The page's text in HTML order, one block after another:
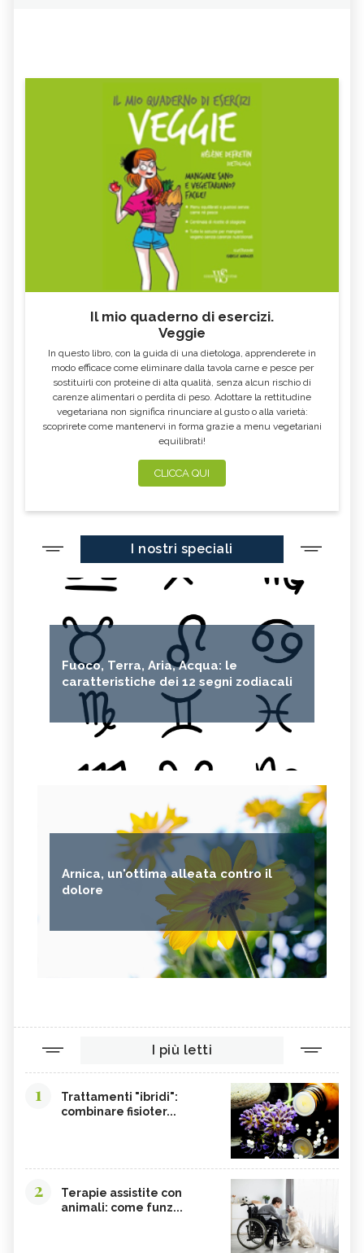
Il mio quaderno di esercizi.
Veggie
In questo libro, con la guida di una dietologa, apprenderete in
modo efficace come eliminare dalla tavola carne e pesce per
sostituirli con proteine di alta qualità, senza alcun rischio di
carenze alimentari o perdita di peso. Adottare la rettitudine
vegetariana non significa rinunciare al gusto o alla varietà:
scoprirete come mantenervi in forma grazie a menu vegetariani
equilibrati!
CLICCA QUI
I nostri speciali
Fuoco, Terra, Aria, Acqua: le
caratteristiche dei 12 segni zodiacali
Arnica, un'ottima alleata contro il
dolore
I più letti
1
Trattamenti "ibridi":
combinare fisioter...
2
Terapie assistite con
animali: come funz...